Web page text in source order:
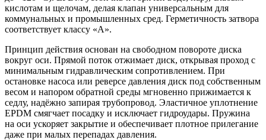
кислотам и щелочам, делая клапан универсальным для
коммунальных и промышленных сред. Герметичность затвора
соответствует классу «А».
Принцип действия основан на свободном повороте диска
вокруг оси. Прямой поток отжимает диск, открывая проход с
минимальным гидравлическим сопротивлением. При
остановке насоса или реверсе давления диск под собственным
весом и напором обратной среды мгновенно прижимается к
седлу, надёжно запирая трубопровод. Эластичное уплотнение
EPDM смягчает посадку и исключает гидроудары. Пружина
на оси ускоряет закрытие и обеспечивает плотное прилегание
даже при малых перепадах давления.